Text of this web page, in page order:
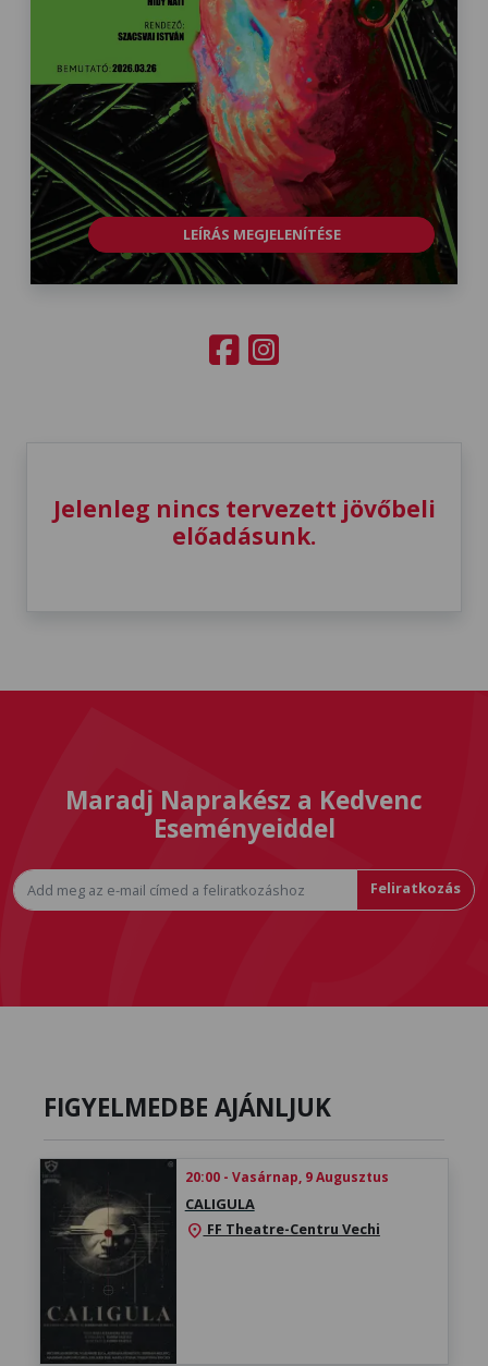
LEÍRÁS MEGJELENÍTÉSE
Jelenleg nincs tervezett jövőbeli
előadásunk.
Maradj Naprakész a Kedvenc
Eseményeiddel
Feliratkozás
FIGYELMEDBE AJÁNLJUK
20:00 - Vasárnap, 9 Augusztus
CALIGULA
location_on FF Theatre-Centru Vechi